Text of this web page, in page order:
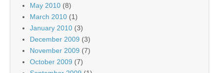
May 2010 (8)
March 2010 (1)
January 2010 (3)
December 2009 (3)
November 2009 (7)
October 2009 (7)